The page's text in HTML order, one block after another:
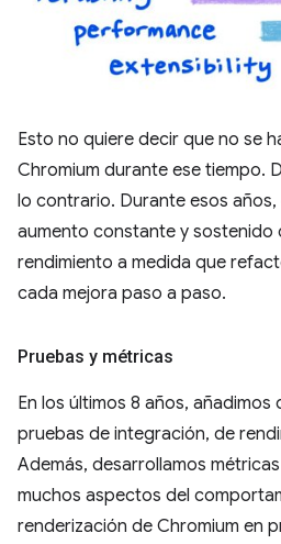
Esto no quiere decir que no se
Chromium durante ese tiempo.
lo contrario. Durante esos
aumento constante y sostenido
rendimiento a medida que
cada mejora paso a paso.
Pruebas y métricas
En los últimos 8 años, añadimos
pruebas de integración, de
Además, desarrollamos
muchos aspectos del
renderización de Chromium en